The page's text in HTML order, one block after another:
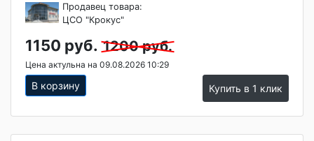
Продавец товара:
ЦСО "Крокус"
1150 руб. 1200 руб.
Цена актульна на 09.08.2026 10:29
В корзину Купить в 1 клик